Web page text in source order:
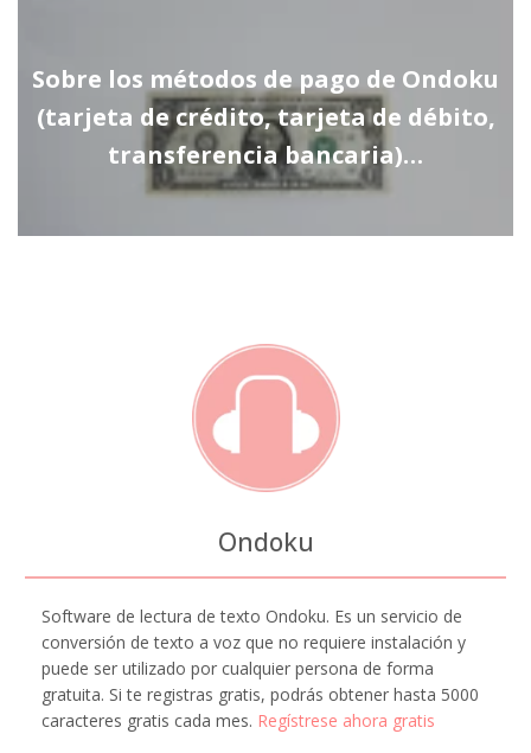
Sobre los métodos de pago de Ondoku
(tarjeta de crédito, tarjeta de débito,
transferencia bancaria)…
Ondoku
Software de lectura de texto Ondoku. Es un servicio de
conversión de texto a voz que no requiere instalación y
puede ser utilizado por cualquier persona de forma
gratuita. Si te registras gratis, podrás obtener hasta 5000
caracteres gratis cada mes. Regístrese ahora gratis